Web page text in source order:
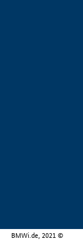
BMWi.de, 2021 ©